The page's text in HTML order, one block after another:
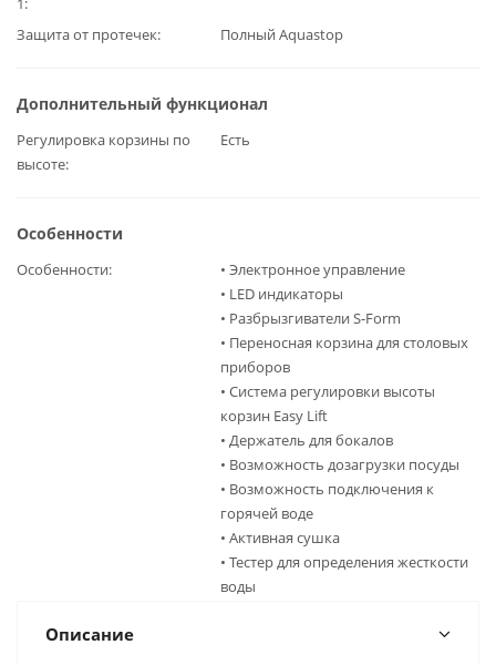
Защита от протечек
Полный Aquastop
Дополнительный функционал
Регулировка корзины по
высоте
Есть
Особенности
Особенности
• Электронное управление
• LED индикаторы
• Разбрызгиватели S-Form
• Переносная корзина для столовых
приборов
• Система регулировки высоты
корзин Easy Lift
• Держатель для бокалов
• Возможность дозагрузки посуды
• Возможность подключения к
горячей воде
• Активная сушка
• Тестер для определения жесткости
воды
Описание